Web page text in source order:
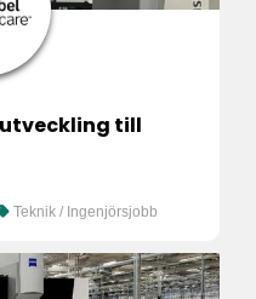
till
Teknik / Ingenjörsjobb